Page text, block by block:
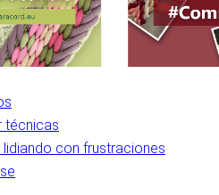
técnicas
con frustraciones